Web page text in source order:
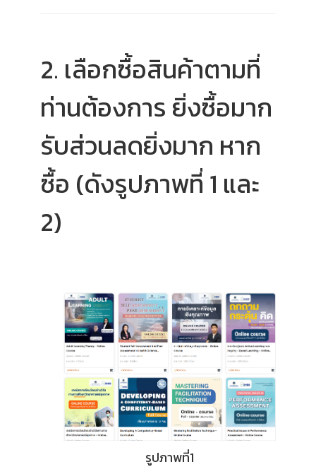
2. เลือกซื้อสินค้าตามที่
ท่านต้องการ ยิ่งซื้อมาก
รับส่วนลดยิ่งมาก หาก
ซื้อ (ดังรูปภาพที่ 1 และ
2)
รูปภาพที่1